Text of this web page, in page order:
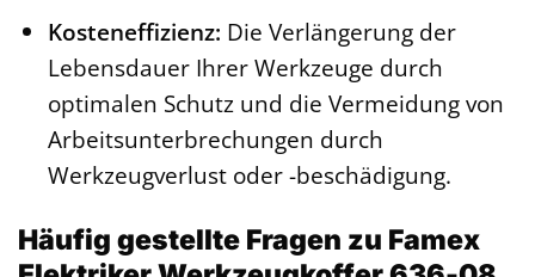
Kosteneffizienz: Die Verlängerung der
Lebensdauer Ihrer Werkzeuge durch
optimalen Schutz und die Vermeidung von
Arbeitsunterbrechungen durch
Werkzeugverlust oder -beschädigung.
Häufig gestellte Fragen zu Famex